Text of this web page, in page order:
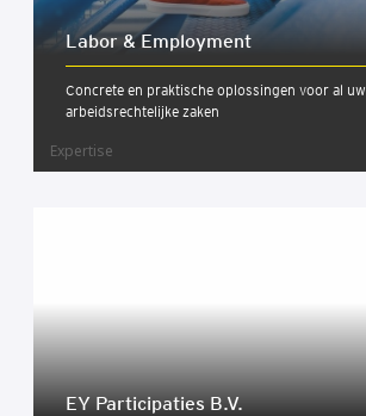
Labor & Employ­ment
Concrete en praktische oplossingen voor al uw
arbeidsrechtelijke zaken
Expertise
EY Par­ti­ci­pa­ties B.V.